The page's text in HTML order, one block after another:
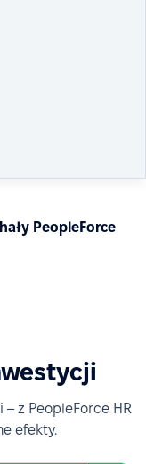
PeopleForce
z PeopleForce HR
efekty.